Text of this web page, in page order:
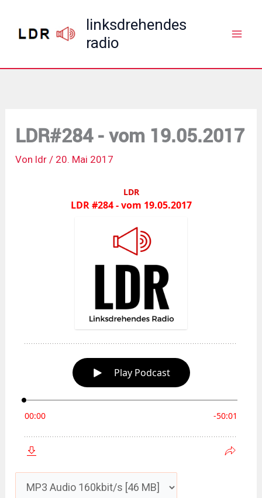
springen
linksdrehendes
radio
LDR#284 - vom 19.05.2017
Von ldr / 20. Mai 2017